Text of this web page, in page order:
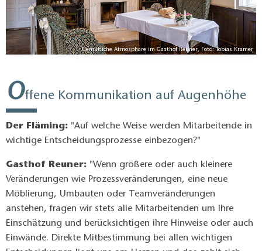
Gemütliche Atmosphäre im Gasthof Reuner, Foto: Tobias Kramer
Offene Kommunikation auf Augenhöhe
Der Fläming: "Auf welche Weise werden Mitarbeitende in
wichtige Entscheidungsprozesse einbezogen?"
Gasthof Reuner: "Wenn größere oder auch kleinere
Veränderungen wie Prozessveränderungen, eine neue
Möblierung, Umbauten oder Teamveränderungen
anstehen, fragen wir stets alle Mitarbeitenden um Ihre
Einschätzung und berücksichtigen ihre Hinweise oder auch
Einwände. Direkte Mitbestimmung bei allen wichtigen